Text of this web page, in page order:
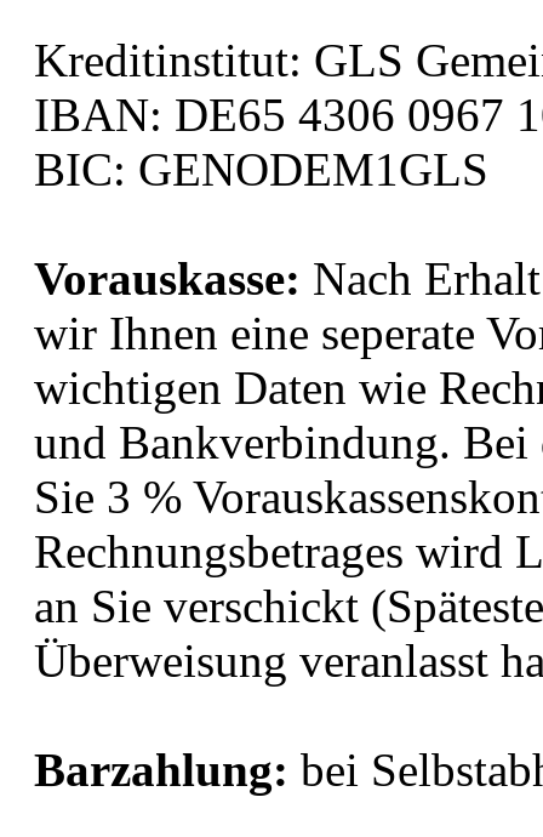
Kreditinstitut: GLS
IBAN: DE65 4306 0967
BIC: GENODEM1GLS
Vorauskasse: Nach
wir Ihnen eine seperate
wichtigen Daten wie
und Bankverbindung. Bei
Sie 3 %
Rechnungsbetrages wird
an Sie verschickt
Überweisung veranlasst
Barzahlung: bei